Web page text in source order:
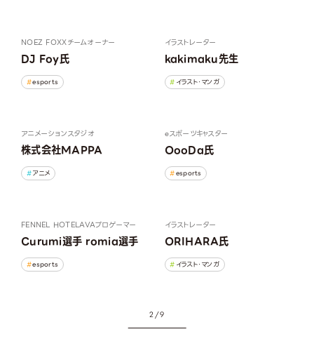
NOEZ FOXXチームオーナー
DJ Foy氏
esports
イラストレーター
kakimaku先生
イラスト・マンガ
アニメーションスタジオ
株式会社MAPPA
アニメ
eスポーツキャスター
OooDa氏
esports
FENNEL HOTELAVAプロゲーマー
Curumi選手 romia選手
esports
イラストレーター
ORIHARA氏
イラスト・マンガ
2 / 9